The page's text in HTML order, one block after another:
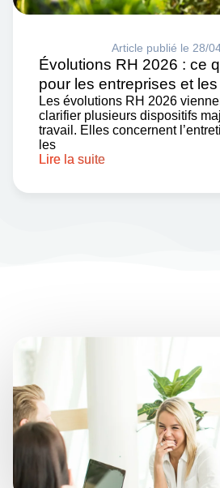
Article publié le 28/
Évolutions RH 2026 : ce
pour les entreprises et
Les évolutions RH 2026
clarifier plusieurs dispositifs
travail. Elles concernent
les
Lire la suite